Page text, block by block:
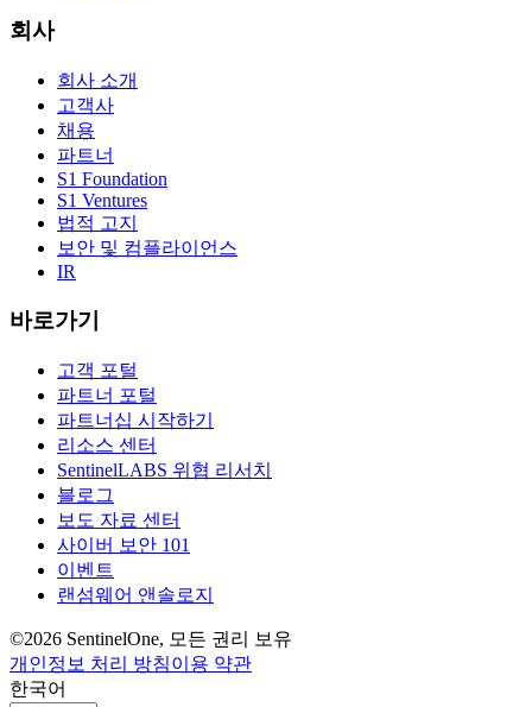
회사
회사 소개
고객사
채용
파트너
S1 Foundation
S1 Ventures
법적 고지
보안 및 컴플라이언스
IR
바로가기
고객 포털
파트너 포털
파트너십 시작하기
리소스 센터
SentinelLABS 위협 리서치
블로그
보도 자료 센터
사이버 보안 101
이벤트
랜섬웨어 앤솔로지
©2026 SentinelOne, 모든 권리 보유
개인정보 처리 방침이용 약관
한국어